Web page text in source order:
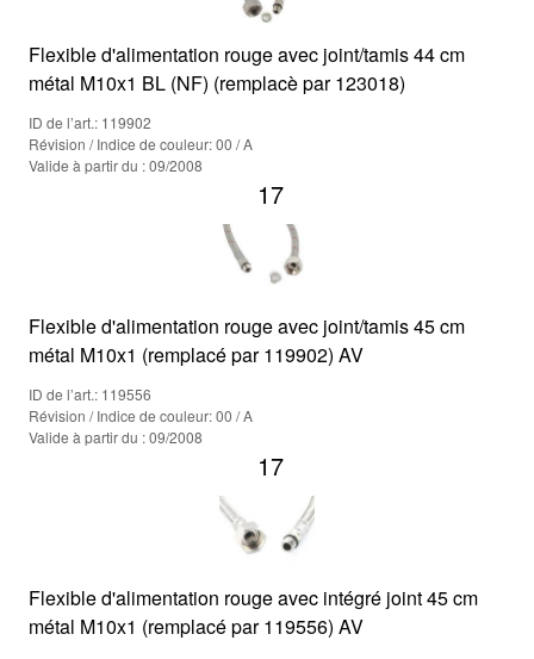
Flexible d'alimentation rouge avec joint/tamis 44 cm
métal M10x1 BL (NF) (remplacè par 123018)
ID de l’art.: 119902
Révision / Indice de couleur: 00 / A
Valide à partir du : 09/2008
17
Flexible d'alimentation rouge avec joint/tamis 45 cm
métal M10x1 (remplacé par 119902) AV
ID de l’art.: 119556
Révision / Indice de couleur: 00 / A
Valide à partir du : 09/2008
17
Flexible d'alimentation rouge avec intégré joint 45 cm
métal M10x1 (remplacé par 119556) AV